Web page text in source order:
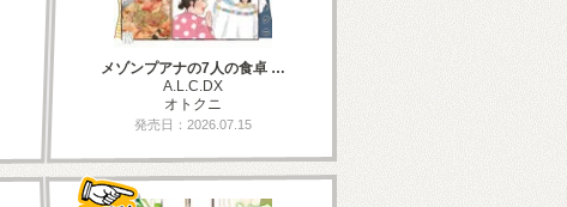
メゾンプアナの7人の食卓 …
A.L.C.DX
オトクニ
発売日：2026.07.15